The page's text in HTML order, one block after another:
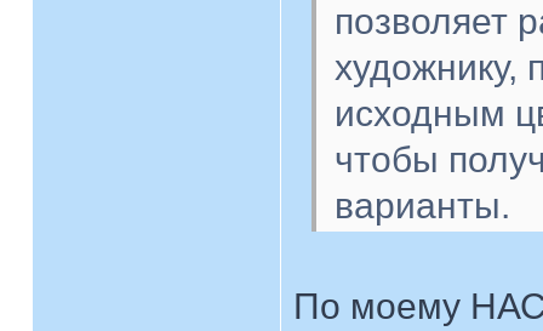
позволяет
художнику,
исходным
чтобы
варианты.
По моему